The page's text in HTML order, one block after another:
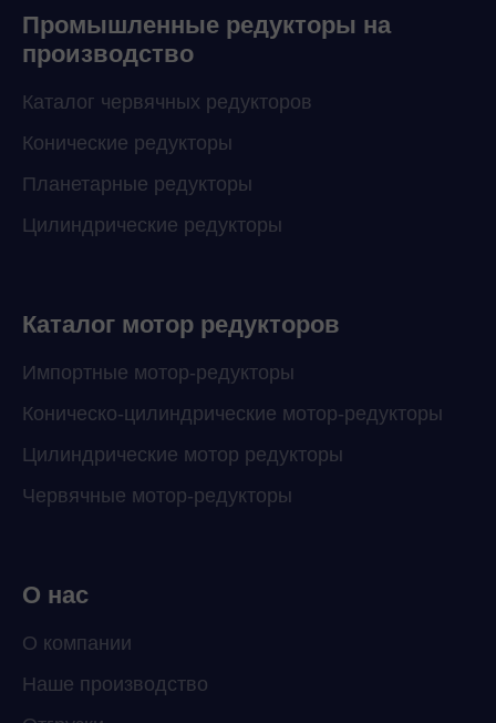
Промышленные редукторы на
производство
Каталог червячных редукторов
Конические редукторы
Планетарные редукторы
Цилиндрические редукторы
Каталог мотор редукторов
Импортные мотор-редукторы
Коническо-цилиндрические мотор-редукторы
Цилиндрические мотор редукторы
Червячные мотор-редукторы
О нас
О компании
Наше производство